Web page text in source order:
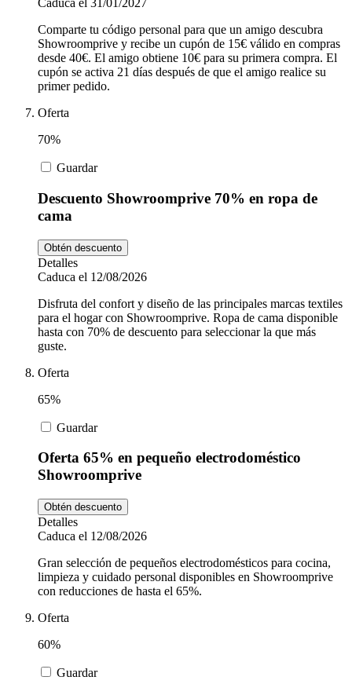
Caduca el 31/01/2027
Comparte tu código personal para que un amigo descubra
Showroomprive y recibe un cupón de 15€ válido en compras
desde 40€. El amigo obtiene 10€ para su primera compra. El
cupón se activa 21 días después de que el amigo realice su
primer pedido.
Oferta
70%
Guardar
Descuento Showroomprive 70% en ropa de
cama
Obtén descuento
Detalles
Caduca el 12/08/2026
Disfruta del confort y diseño de las principales marcas textiles
para el hogar con Showroomprive. Ropa de cama disponible
hasta con 70% de descuento para seleccionar la que más
guste.
Oferta
65%
Guardar
Oferta 65% en pequeño electrodoméstico
Showroomprive
Obtén descuento
Detalles
Caduca el 12/08/2026
Gran selección de pequeños electrodomésticos para cocina,
limpieza y cuidado personal disponibles en Showroomprive
con reducciones de hasta el 65%.
Oferta
60%
Guardar